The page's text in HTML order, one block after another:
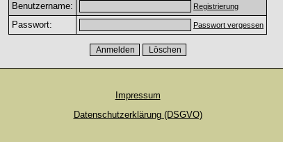
Benutzername: Registrierung
Passwort: Passwort vergessen
Impressum
Datenschutzerklärung (DSGVO)